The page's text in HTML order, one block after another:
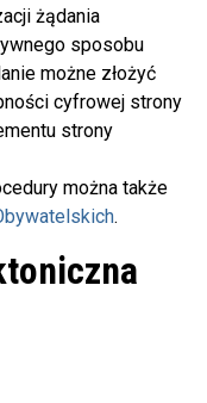
żądania
sposobu
możne złożyć
cyfrowej strony
strony
można także
.